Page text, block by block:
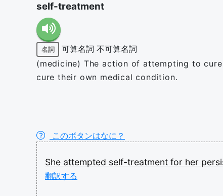
self-treatment
名詞 可算名詞 不可算名詞
(medicine) The action of attempting to
cure their own medical condition.
このボタンはなに？
She attempted self-treatment for her
翻訳する